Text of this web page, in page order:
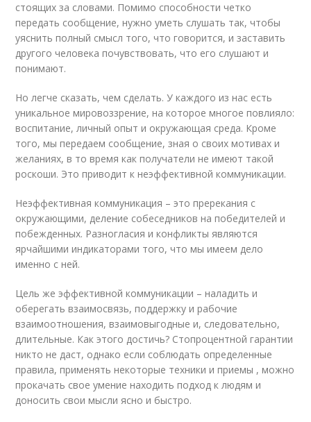
стоящих за словами. Помимо способности четко
передать сообщение, нужно уметь слушать так, чтобы
уяснить полный смысл того, что говорится, и заставить
другого человека почувствовать, что его слушают и
понимают.
Но легче сказать, чем сделать. У каждого из нас есть
уникальное мировоззрение, на которое многое повлияло:
воспитание, личный опыт и окружающая среда. Кроме
того, мы передаем сообщение, зная о своих мотивах и
желаниях, в то время как получатели не имеют такой
роскоши. Это приводит к неэффективной коммуникации.
Неэффективная коммуникация – это пререкания с
окружающими, деление собеседников на победителей и
побежденных. Разногласия и конфликты являются
ярчайшими индикаторами того, что мы имеем дело
именно с ней.
Цель же эффективной коммуникации – наладить и
оберегать взаимосвязь, поддержку и рабочие
взаимоотношения, взаимовыгодные и, следовательно,
длительные. Как этого достичь? Стопроцентной гарантии
никто не даст, однако если соблюдать определенные
правила, применять некоторые техники и приемы , можно
прокачать свое умение находить подход к людям и
доносить свои мысли ясно и быстро.